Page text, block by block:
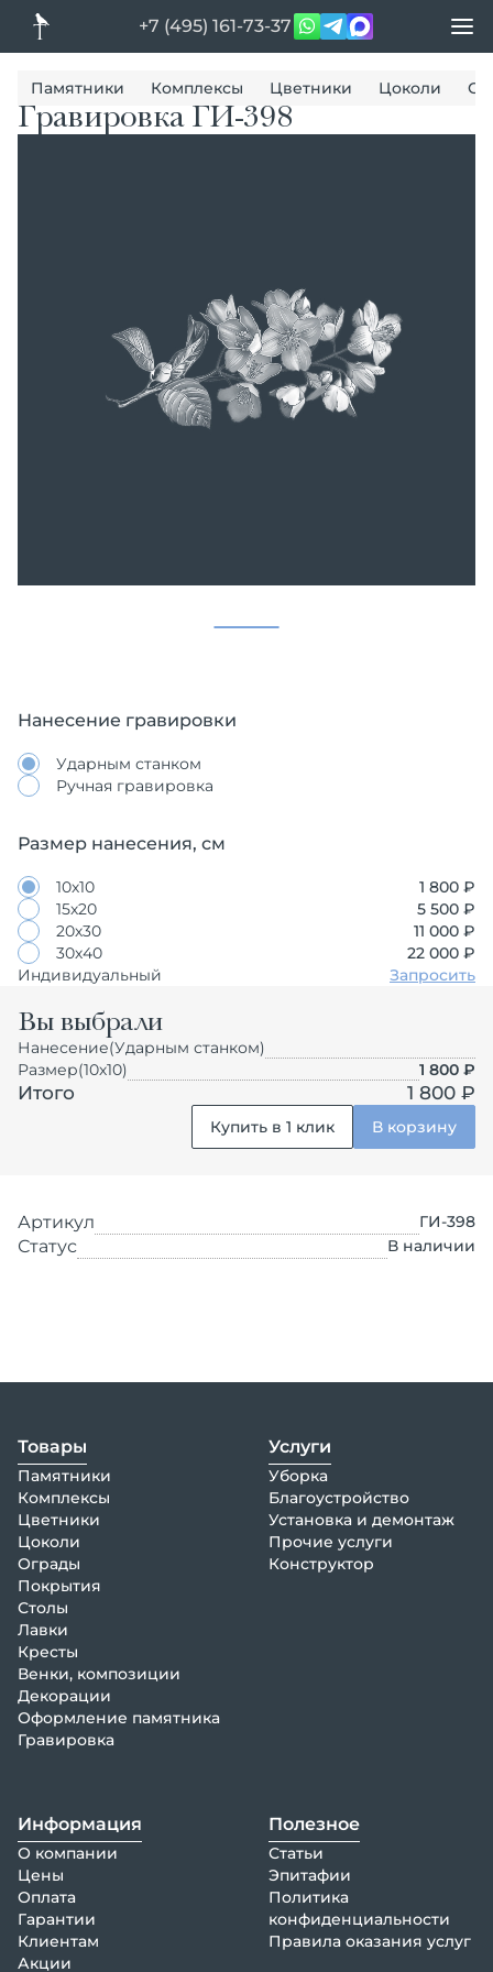
+7 (495) 161-73-37
Памятники Комплексы Цветники Цоколи
Гравировка ГИ-398
Нанесение гравировки
Ударным станком
Ручная гравировка
Размер нанесения, см
10х10
1 800 ₽
15х20
5 500 ₽
20х30
11 000 ₽
30х40
22 000 ₽
Индивидуальный
Запросить
Вы выбрали
Нанесение(Ударным станком)
Размер(10х10) 1 800 ₽
Итого 1 800 ₽
Купить в 1 клик В корзину
Артикул ГИ-398
Статус В наличии
Товары
Памятники
Комплексы
Цветники
Цоколи
Ограды
Покрытия
Столы
Лавки
Кресты
Венки, композиции
Декорации
Оформление памятника
Гравировка
Услуги
Уборка
Благоустройство
Установка и демонтаж
Прочие услуги
Конструктор
Информация
О компании
Цены
Оплата
Гарантии
Клиентам
Акции
Полезное
Статьи
Эпитафии
Политика
конфиденциальности
Правила оказания услуг